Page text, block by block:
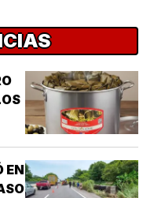
EN